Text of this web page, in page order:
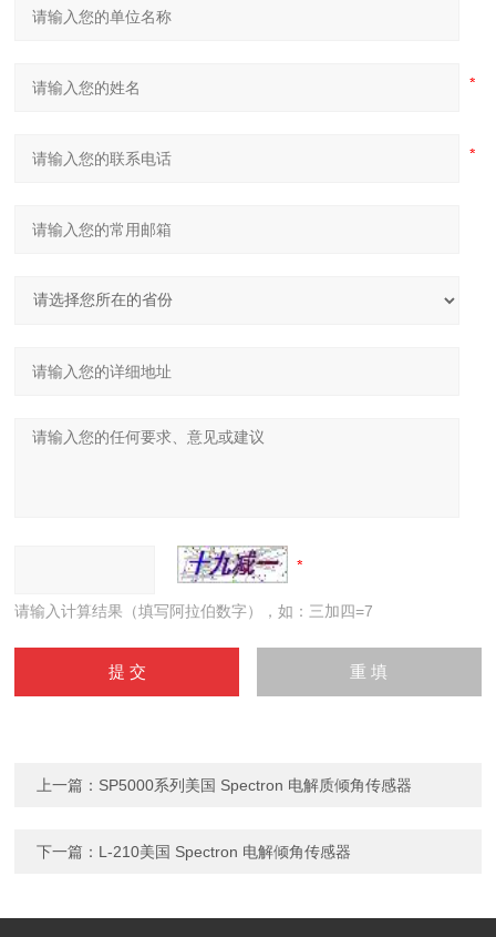
请输入计算结果（填写阿拉伯数字），如：三加四=7
上一篇： SP5000系列美国 Spectron 电解质倾角传感器
下一篇： L-210美国 Spectron 电解倾角传感器